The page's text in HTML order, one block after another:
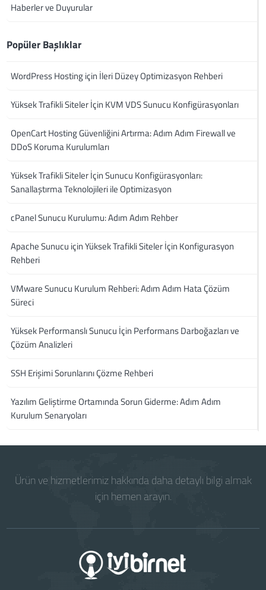
Haberler ve Duyurular
Popüler Başlıklar
WordPress Hosting için İleri Düzey Optimizasyon Rehberi
Yüksek Trafikli Siteler İçin KVM VDS Sunucu Konfigürasyonları
OpenCart Hosting Güvenliğini Artırma: Adım Adım Firewall ve
DDoS Koruma Kurulumları
Yüksek Trafikli Siteler İçin Sunucu Konfigürasyonları:
Sanallaştırma Teknolojileri ile Optimizasyon
cPanel Sunucu Kurulumu: Adım Adım Rehber
Apache Sunucu için Yüksek Trafikli Siteler İçin Konfigurasyon
Rehberi
VMware Sunucu Kurulum Rehberi: Adım Adım Hata Çözüm
Süreci
Yüksek Performanslı Sunucu İçin Performans Darboğazları ve
Çözüm Analizleri
SSH Erişimi Sorunlarını Çözme Rehberi
Yazılım Geliştirme Ortamında Sorun Giderme: Adım Adım
Kurulum Senaryoları
Ürün ve hizmetlerimiz hakkında daha detaylı bilgi almak
için hemen arayın.